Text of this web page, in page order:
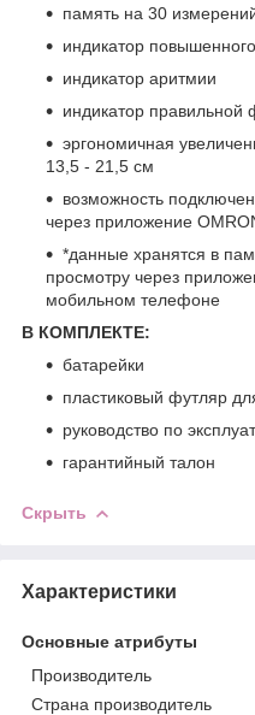
память на 30
индикатор
индикатор аритмии
индикатор
эргономичная
13,5 - 21,5 см
возможность
через приложение
*данные хранятся в
просмотру через
мобильном телефоне
В КОМПЛЕКТЕ:
батарейки
пластиковый футляр
руководство по
гарантийный талон
Скрыть
Характеристики
Основные атрибуты
Производитель
Страна производитель